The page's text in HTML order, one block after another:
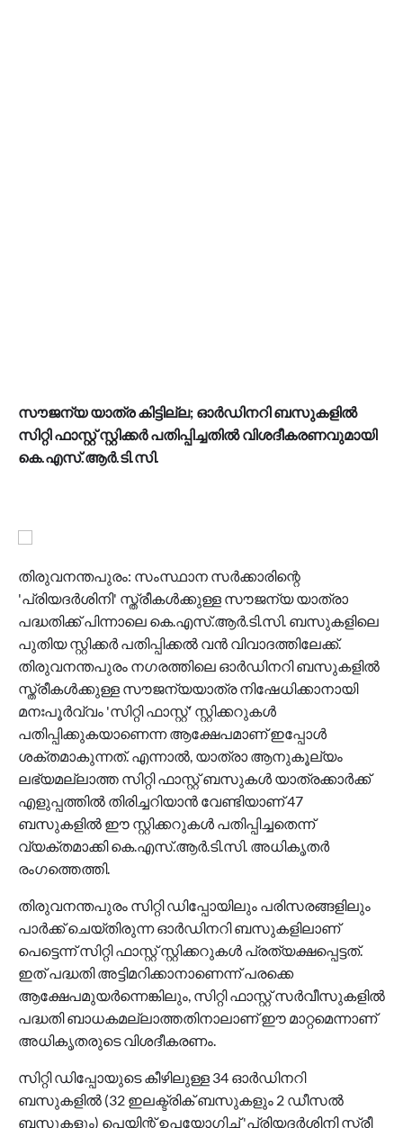
സൗജന്യ യാത്ര കിട്ടില്ല; ഓര്‍ഡിനറി ബസുകളില്‍
സിറ്റി ഫാസ്റ്റ് സ്റ്റിക്കര്‍ പതിപ്പിച്ചതില്‍ വിശദീകരണവുമായി
കെ.എസ്.ആര്‍.ടി.സി.
തിരുവനന്തപുരം: സംസ്ഥാന സര്‍ക്കാരിന്റെ
'പ്രിയദര്‍ശിനി' സ്ത്രീകള്‍ക്കുള്ള സൗജന്യ യാത്രാ
പദ്ധതിക്ക് പിന്നാലെ കെ.എസ്.ആര്‍.ടി.സി. ബസുകളിലെ
പുതിയ സ്റ്റിക്കര്‍ പതിപ്പിക്കല്‍ വന്‍ വിവാദത്തിലേക്ക്.
തിരുവനന്തപുരം നഗരത്തിലെ ഓര്‍ഡിനറി ബസുകളില്‍
സ്ത്രീകള്‍ക്കുള്ള സൗജന്യയാത്ര നിഷേധിക്കാനായി
മനഃപൂര്‍വ്വം 'സിറ്റി ഫാസ്റ്റ്' സ്റ്റിക്കറുകള്‍
പതിപ്പിക്കുകയാണെന്ന ആക്ഷേപമാണ് ഇപ്പോള്‍
ശക്തമാകുന്നത്. എന്നാല്‍, യാത്രാ ആനുകൂല്യം
ലഭ്യമല്ലാത്ത സിറ്റി ഫാസ്റ്റ് ബസുകള്‍ യാത്രക്കാര്‍ക്ക്
എളുപ്പത്തില്‍ തിരിച്ചറിയാന്‍ വേണ്ടിയാണ് 47
ബസുകളില്‍ ഈ സ്റ്റിക്കറുകള്‍ പതിപ്പിച്ചതെന്ന്
വ്യക്തമാക്കി കെ.എസ്.ആര്‍.ടി.സി. അധികൃതര്‍
രംഗത്തെത്തി.
തിരുവനന്തപുരം സിറ്റി ഡിപ്പോയിലും പരിസരങ്ങളിലും
പാര്‍ക്ക് ചെയ്തിരുന്ന ഓര്‍ഡിനറി ബസുകളിലാണ്
പെട്ടെന്ന് സിറ്റി ഫാസ്റ്റ് സ്റ്റിക്കറുകള്‍ പ്രത്യക്ഷപ്പെട്ടത്.
ഇത് പദ്ധതി അട്ടിമറിക്കാനാണെന്ന് പരക്കെ
ആക്ഷേപമുയര്‍ന്നെങ്കിലും, സിറ്റി ഫാസ്റ്റ് സര്‍വീസുകളില്‍
പദ്ധതി ബാധകമല്ലാത്തതിനാലാണ് ഈ മാറ്റമെന്നാണ്
അധികൃതരുടെ വിശദീകരണം.
സിറ്റി ഡിപ്പോയുടെ കീഴിലുള്ള 34 ഓര്‍ഡിനറി
ബസുകളില്‍ (32 ഇലക്ട്രിക് ബസുകളും 2 ഡീസല്‍
ബസുകളും) പെയിന്റ് ഉപയോഗിച്ച് 'പ്രിയദര്‍ശിനി സ്ത്രീ